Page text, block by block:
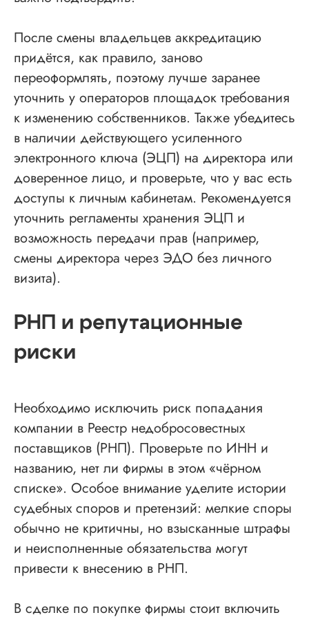
После смены владельцев аккредитацию
придётся, как правило, заново
переоформлять, поэтому лучше заранее
уточнить у операторов площадок требования
к изменению собственников. Также убедитесь
в наличии действующего усиленного
электронного ключа (ЭЦП) на директора или
доверенное лицо, и проверьте, что у вас есть
доступы к личным кабинетам. Рекомендуется
уточнить регламенты хранения ЭЦП и
возможность передачи прав (например,
смены директора через ЭДО без личного
визита).
РНП и репутационные
риски
Необходимо исключить риск попадания
компании в Реестр недобросовестных
поставщиков (РНП). Проверьте по ИНН и
названию, нет ли фирмы в этом «чёрном
списке». Особое внимание уделите истории
судебных споров и претензий: мелкие споры
обычно не критичны, но взысканные штрафы
и неисполненные обязательства могут
привести к внесению в РНП.
В сделке по покупке фирмы стоит включить